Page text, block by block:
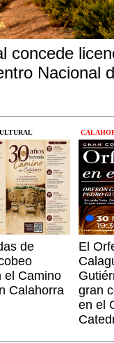
concede
Nacional
de
el Camino
Calahorra
El
gran
en el